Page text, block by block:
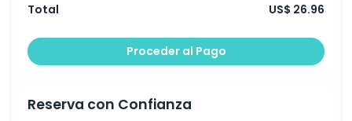
Total US$ 26.96
Proceder al Pago
Reserva con Confianza